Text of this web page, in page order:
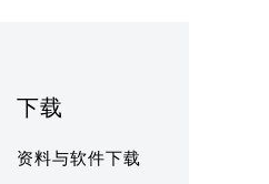
下载
资料与软件下载